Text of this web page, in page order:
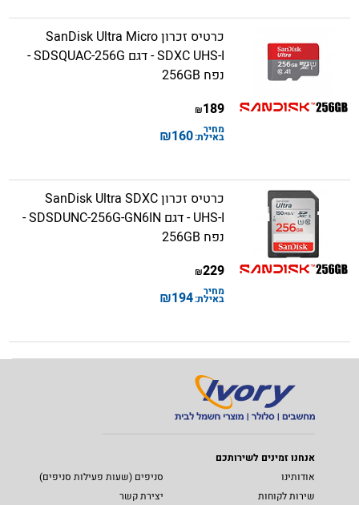
כרטיס זכרון SanDisk Ultra Micro
SDXC UHS-I - דגם SDSQUAC-256G -
נפח 256GB
189
₪
מחיר
באילת:160
₪
כרטיס זכרון SanDisk Ultra SDXC
UHS-I - דגם SDSDUNC-256G-GN6IN -
נפח 256GB
229
₪
מחיר
באילת:194
₪
אנחנו זמינים לשירותכם
אודותינו
סניפים (שעות פעילות סניפים)
שירות לקוחות
יצירת קשר